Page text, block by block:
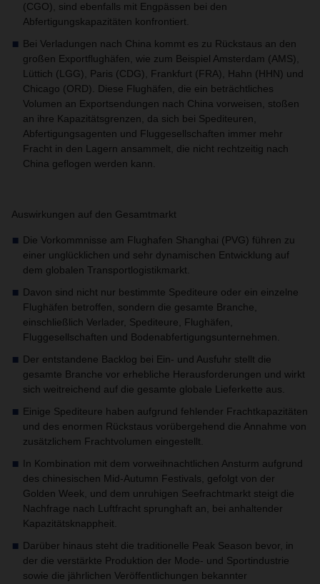
(CGO), sind ebenfalls mit Engpässen bei den
Abfertigungskapazitäten konfrontiert.
Bei Verladungen nach China kommt es zu Rückstaus an den
großen Exportflughäfen, wie zum Beispiel Amsterdam (AMS),
Lüttich (LGG), Paris (CDG), Frankfurt (FRA), Hahn (HHN) und
Chicago (ORD). Diese Flughäfen, die ein beträchtliches
Volumen an Exportsendungen nach China vorweisen, stoßen
an ihre Kapazitätsgrenzen, da sich bei Spediteuren,
Abfertigungsagenten und Fluggesellschaften immer mehr
Fracht in den Lagern ansammelt, die nicht rechtzeitig nach
China geflogen werden kann.
Auswirkungen auf den Gesamtmarkt
Die Vorkommnisse am Flughafen Shanghai (PVG) führen zu
einer unglücklichen und sehr dynamischen Entwicklung auf
dem globalen Transportlogistikmarkt.
Davon sind nicht nur bestimmte Spediteure oder ein einzelne
Flughäfen betroffen, sondern die gesamte Branche,
einschließlich Verlader, Spediteure, Flughäfen,
Fluggesellschaften und Bodenabfertigungsunternehmen.
Der entstandene Backlog bei Ein- und Ausfuhr stellt die
gesamte Branche vor erhebliche Herausforderungen und wirkt
sich weitreichend auf die gesamte globale Lieferkette aus.
Einige Spediteure haben aufgrund fehlender Frachtkapazitäten
und des enormen Rückstaus vorübergehend die Annahme von
zusätzlichem Frachtvolumen eingestellt.
In Kombination mit dem vorweihnachtlichen Ansturm aufgrund
des chinesischen Mid-Autumn Festivals, gefolgt von der
Golden Week, und dem unruhigen Seefrachtmarkt steigt die
Nachfrage nach Luftfracht sprunghaft an, bei anhaltender
Kapazitätsknappheit.
Darüber hinaus steht die traditionelle Peak Season bevor, in
der die verstärkte Produktion der Mode- und Sportindustrie
sowie die jährlichen Veröffentlichungen bekannter